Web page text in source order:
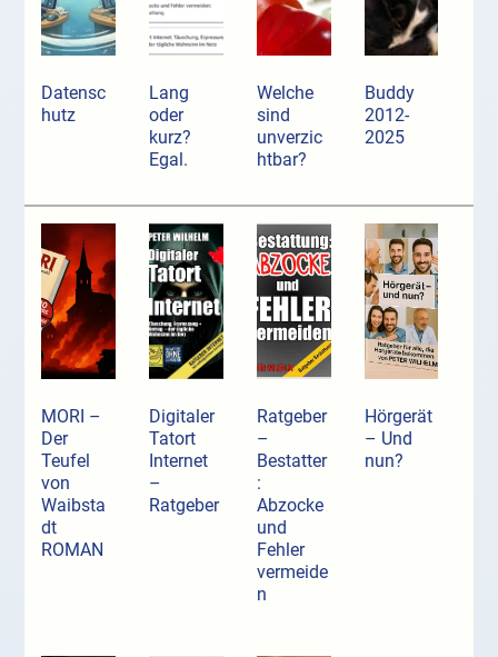
Datensc
hutz
Lang
oder
kurz?
Egal.
Welche
sind
unverzic
htbar?
Buddy
2012-
2025
MORI –
Der
Teufel
von
Waibsta
dt
ROMAN
Digitaler
Tatort
Internet
–
Ratgeber
Ratgeber
–
Bestatter
:
Abzocke
und
Fehler
vermeide
n
Hörgerät
– Und
nun?